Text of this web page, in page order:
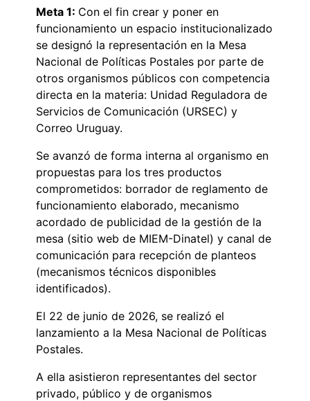
Meta 1: Con el fin crear y poner en
funcionamiento un espacio institucionalizado
se designó la representación en la Mesa
Nacional de Políticas Postales por parte de
otros organismos públicos con competencia
directa en la materia: Unidad Reguladora de
Servicios de Comunicación (URSEC) y
Correo Uruguay.
Se avanzó de forma interna al organismo en
propuestas para los tres productos
comprometidos: borrador de reglamento de
funcionamiento elaborado, mecanismo
acordado de publicidad de la gestión de la
mesa (sitio web de MIEM-Dinatel) y canal de
comunicación para recepción de planteos
(mecanismos técnicos disponibles
identificados).
El 22 de junio de 2026, se realizó el
lanzamiento a la Mesa Nacional de Políticas
Postales.
A ella asistieron representantes del sector
privado, público y de organismos